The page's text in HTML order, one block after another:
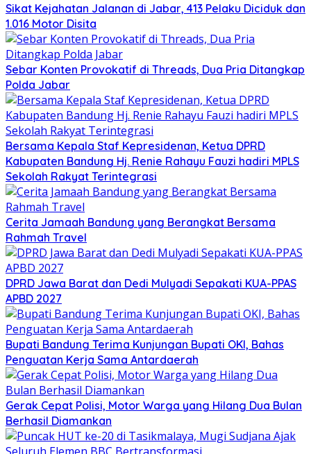
Sikat Kejahatan Jalanan di Jabar, 413 Pelaku Diciduk dan
1.016 Motor Disita
Sebar Konten Provokatif di Threads, Dua Pria Ditangkap
Polda Jabar
Bersama Kepala Staf Kepresidenan, Ketua DPRD
Kabupaten Bandung Hj. Renie Rahayu Fauzi hadiri MPLS
Sekolah Rakyat Terintegrasi
Cerita Jamaah Bandung yang Berangkat Bersama
Rahmah Travel
DPRD Jawa Barat dan Dedi Mulyadi Sepakati KUA-PPAS
APBD 2027
Bupati Bandung Terima Kunjungan Bupati OKI, Bahas
Penguatan Kerja Sama Antardaerah
Gerak Cepat Polisi, Motor Warga yang Hilang Dua Bulan
Berhasil Diamankan